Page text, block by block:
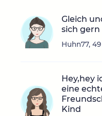
Gleich
sich gern
Huhn77,
Hey,hey
eine
Kind